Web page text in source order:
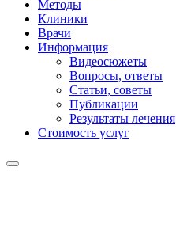
Методы
Клиники
Врачи
Информация
Видеосюжеты
Вопросы, ответы
Статьи, советы
Публикации
Результаты лечения
Стоимость услуг